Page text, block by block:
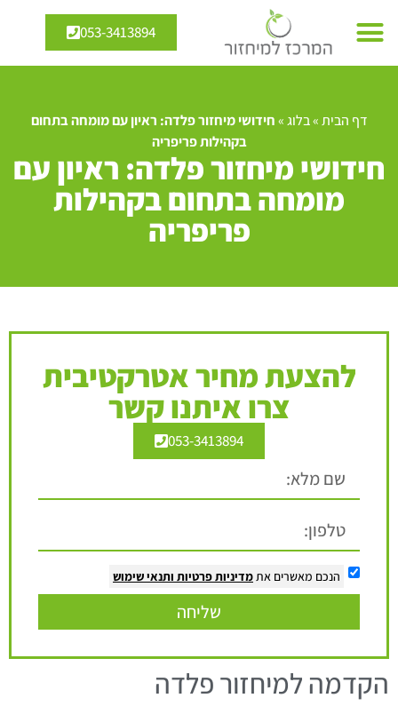
053-3413894
דף הבית»בלוג»חידושי מיחזור פלדה: ראיון עם מומחה בתחום
בקהילות פריפריה
חידושי מיחזור פלדה: ראיון עם
מומחה בתחום בקהילות
פריפריה
להצעת מחיר אטרקטיבית
צרו איתנו קשר
053-3413894
הנכם מאשרים את מדיניות פרטיות ותנאי שימוש
שליחה
הקדמה למיחזור פלדה